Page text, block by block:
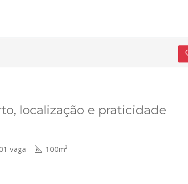
localização e praticidade
vaga 100m²